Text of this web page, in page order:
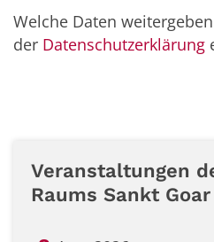
Welche Daten
der Datenschutzerklärung
Veranstaltungen
Raums Sankt Goar